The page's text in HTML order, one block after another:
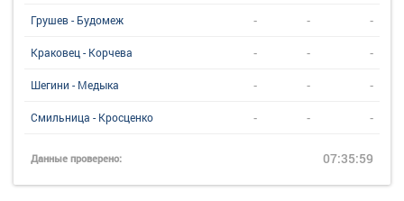
Грушев - Будомеж - - -
Краковец - Корчева - - -
Шегини - Медыка - - -
Смильница - Кросценко - - -
Данные проверено: 07:35:59